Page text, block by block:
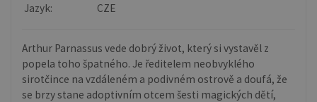
Jazyk:
CZE
Arthur Parnassus vede dobrý život, který si vystavěl z
popela toho špatného. Je ředitelem neobvyklého
sirotčince na vzdáleném a podivném ostrově a doufá, že
se brzy stane adoptivním otcem šesti magických dětí,